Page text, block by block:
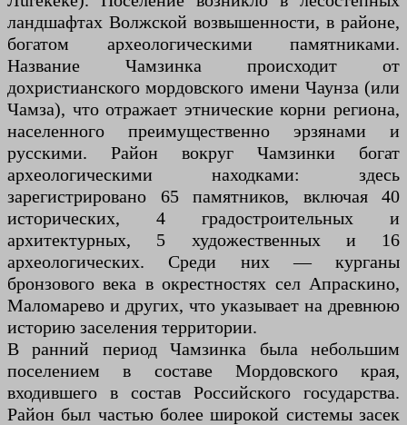
ландшафтах Волжской возвышенности, в районе,
богатом археологическими памятниками.
Название Чамзинка происходит от
дохристианского мордовского имени Чаунза (или
Чамза), что отражает этнические корни региона,
населенного преимущественно эрзянами и
русскими. Район вокруг Чамзинки богат
археологическими находками: здесь
зарегистрировано 65 памятников, включая 40
исторических, 4 градостроительных и
архитектурных, 5 художественных и 16
археологических. Среди них — курганы
бронзового века в окрестностях сел Апраскино,
Маломарево и других, что указывает на древнюю
историю заселения территории.
В ранний период Чамзинка была небольшим
поселением в составе Мордовского края,
входившего в состав Российского государства.
Район был частью более широкой системы засек